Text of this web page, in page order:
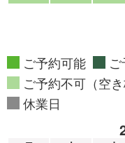
ご予約可能
ご
ご予約不可（空
休業日